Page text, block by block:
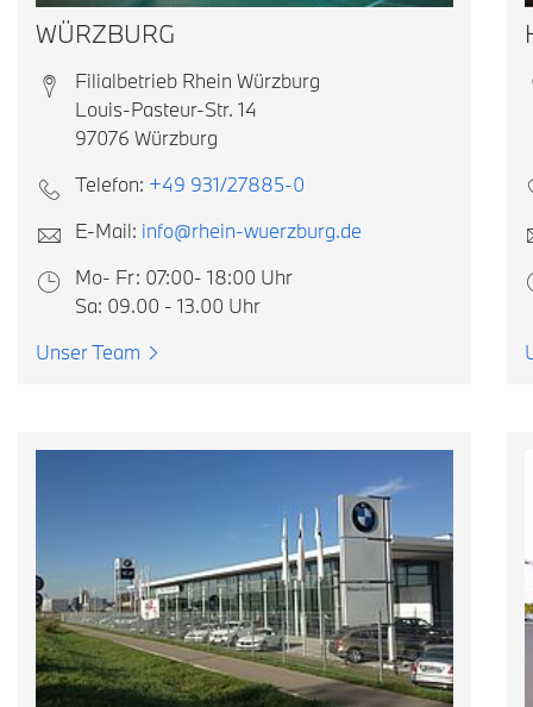
WÜRZBURG
Filialbetrieb Rhein Würzburg
Louis-Pasteur-Str. 14
97076 Würzburg
Telefon: +49 931/27885-0
E-Mail: info@rhein-wuerzburg.de
Mo- Fr: 07:00- 18:00 Uhr
Sa: 09.00 - 13.00 Uhr
Unser Team